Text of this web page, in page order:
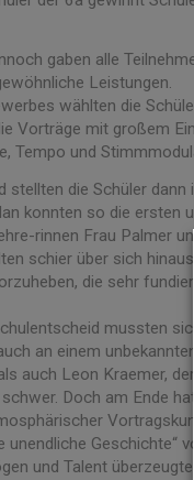
gaben alle
Leistungen.
wählten die
Vorträge mit großem
Tempo und
stellten die Schüler
konnten so die
rinnen Frau Palmer
schier über sich
die sehr
mussten
an einem
auch Leon Kraemer,
Doch am Ende
unendliche Geschichte“
und Talent überzeugte.